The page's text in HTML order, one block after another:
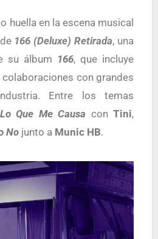
huella en la escena musical
166 (Deluxe) Retirada, una
su álbum 166, que incluye
con grandes
Entre los temas
Lo Que Me Causa conTini,
Nojunto a Munic HB.